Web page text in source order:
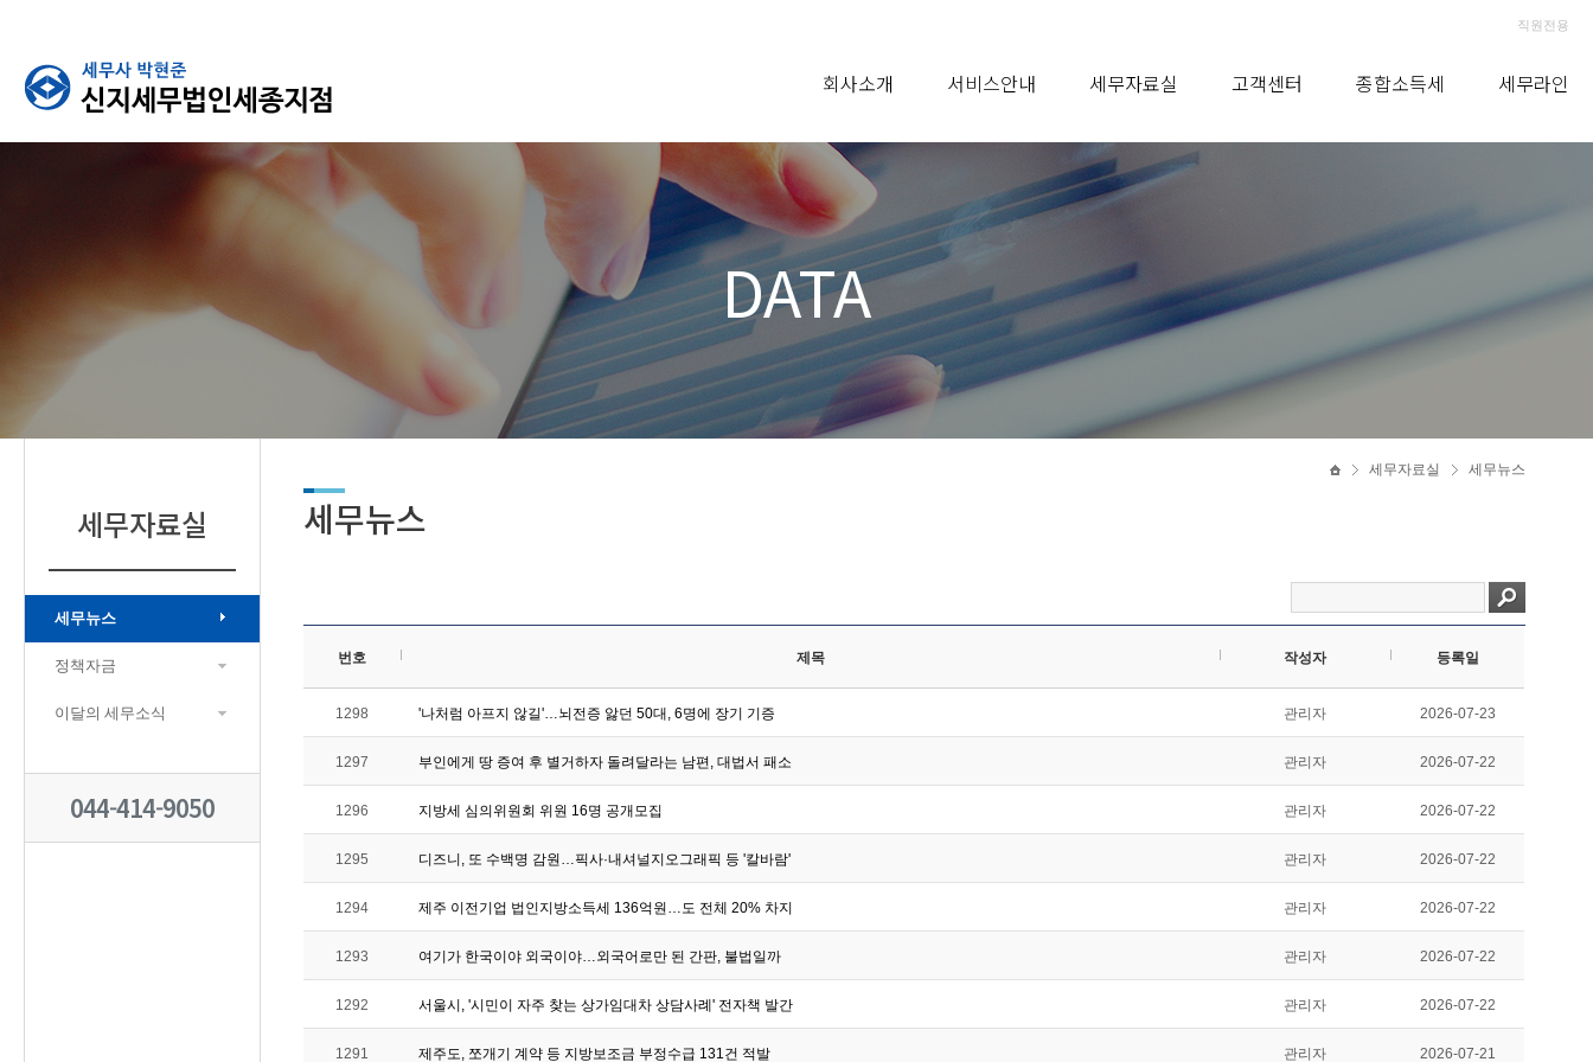
직원전용
회사소개 서비스안내 세무자료실 고객센터 종합소득세 세무라인
DATA
세무자료실
세무뉴스
정책자금
이달의 세무소식
044-414-9050
세무자료실 세무뉴스
세무뉴스
번호 제목 작성자 등록일
1298 '나처럼 아프지 않길'…뇌전증 앓던 50대, 6명에 장기 기증 관리자 2026-07-23
1297 부인에게 땅 증여 후 별거하자 돌려달라는 남편, 대법서 패소 관리자 2026-07-22
1296 지방세 심의위원회 위원 16명 공개모집 관리자 2026-07-22
1295 디즈니, 또 수백명 감원…픽사·내셔널지오그래픽 등 '칼바람' 관리자 2026-07-22
1294 제주 이전기업 법인지방소득세 136억원…도 전체 20% 차지 관리자 2026-07-22
1293 여기가 한국이야 외국이야…외국어로만 된 간판, 불법일까 관리자 2026-07-22
1292 서울시, '시민이 자주 찾는 상가임대차 상담사례' 전자책 발간 관리자 2026-07-22
1291 제주도, 쪼개기 계약 등 지방보조금 부정수급 131건 적발 관리자 2026-07-21